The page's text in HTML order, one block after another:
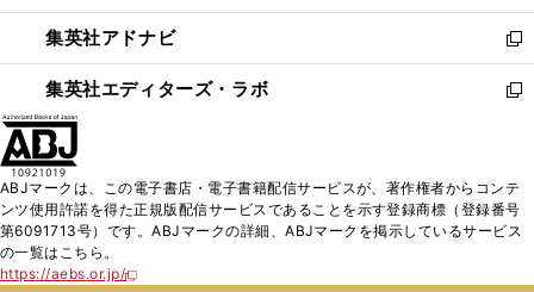
開
く
ウ
で
開
く
ン
ド
ウ
で
ウ
ィ
ン
ド
く
集英社アドナビ
新
し
い
ド
ウ
で
集英社エディターズ・ラボ
新
ィ
ン
ABJマークは、この電子書店・電子書籍配信サービスが、著作権者からコンテ
ンツ使用許諾を得た正規版配信サービスであることを示す登録商標（登録番号
第6091713号）です。ABJマークの詳細、ABJマークを掲示しているサービス
の一覧はこちら。
https://aebs.or.jp/
新